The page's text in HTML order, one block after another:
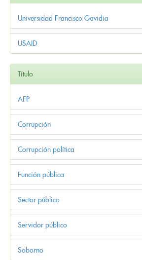
Universidad Francisco Gavidia
USAID
Título
AFP
Corrupción
Corrupción política
Función pública
Sector público
Servidor público
Soborno